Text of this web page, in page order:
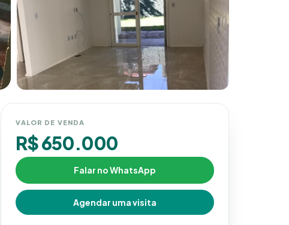
VALOR DE VENDA
R$ 650.000
Falar no WhatsApp
Agendar uma visita